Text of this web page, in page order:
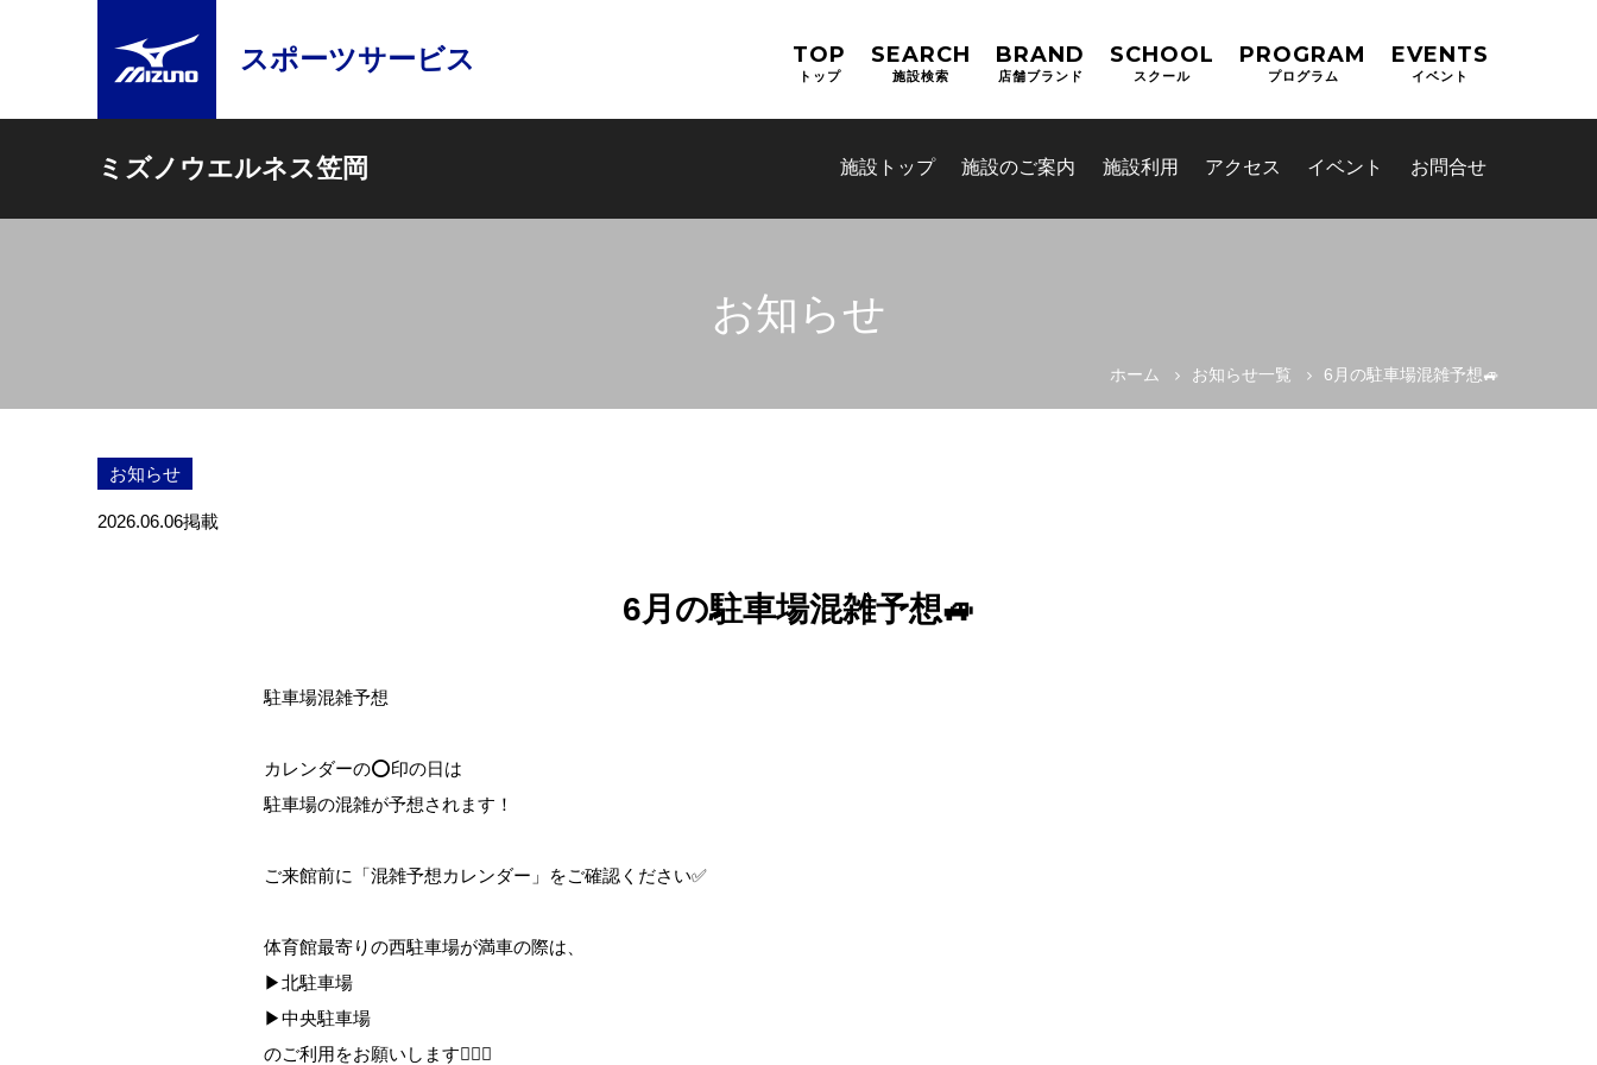
スポーツサービス TOP
トップ
SEARCH
施設検索
BRAND
店舗ブランド
SCHOOL
スクール
PROGRAM
プログラム
EVENTS
イベント
ミズノウエルネス笠岡 施設トップ 施設のご案内 施設利用 アクセス イベント お問合せ
お知らせ
ホーム お知らせ一覧 6月の駐車場混雑予想🚙
お知らせ
2026.06.06掲載
6月の駐車場混雑予想🚙
駐車場混雑予想
カレンダーの⭕️印の日は
駐車場の混雑が予想されます！
ご来館前に「混雑予想カレンダー」をご確認ください✅
体育館最寄りの西駐車場が満車の際は、
▶北駐車場
▶中央駐車場
のご利用をお願いします🙇🏻‍♀️